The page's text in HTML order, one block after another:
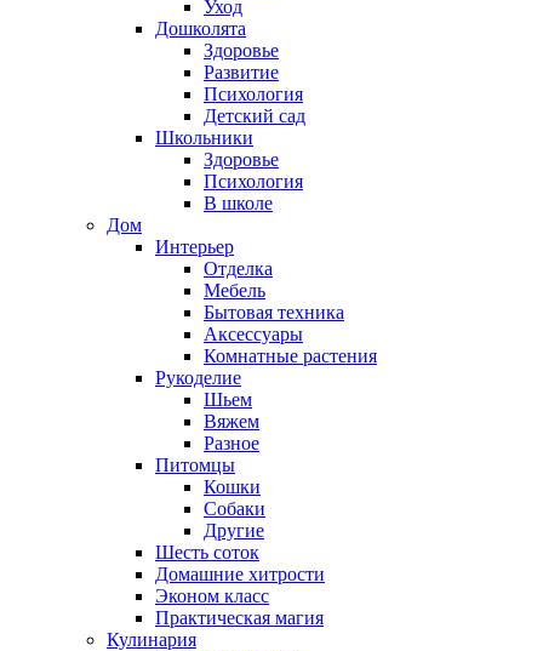
Уход
Дошколята
Здоровье
Развитие
Психология
Детский сад
Школьники
Здоровье
Психология
В школе
Дом
Интерьер
Отделка
Мебель
Бытовая техника
Аксессуары
Комнатные растения
Рукоделие
Шьем
Вяжем
Разное
Питомцы
Кошки
Собаки
Другие
Шесть соток
Домашние хитрости
Эконом класс
Практическая магия
Кулинария